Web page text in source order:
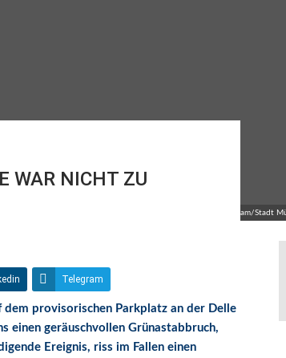
© Onlineteam/Stadt
WAR NICHT ZU
Telegram
provisorischen Parkplatz an der Delle
einen geräuschvollen Grünastabbruch,
Ereignis, riss im Fallen einen